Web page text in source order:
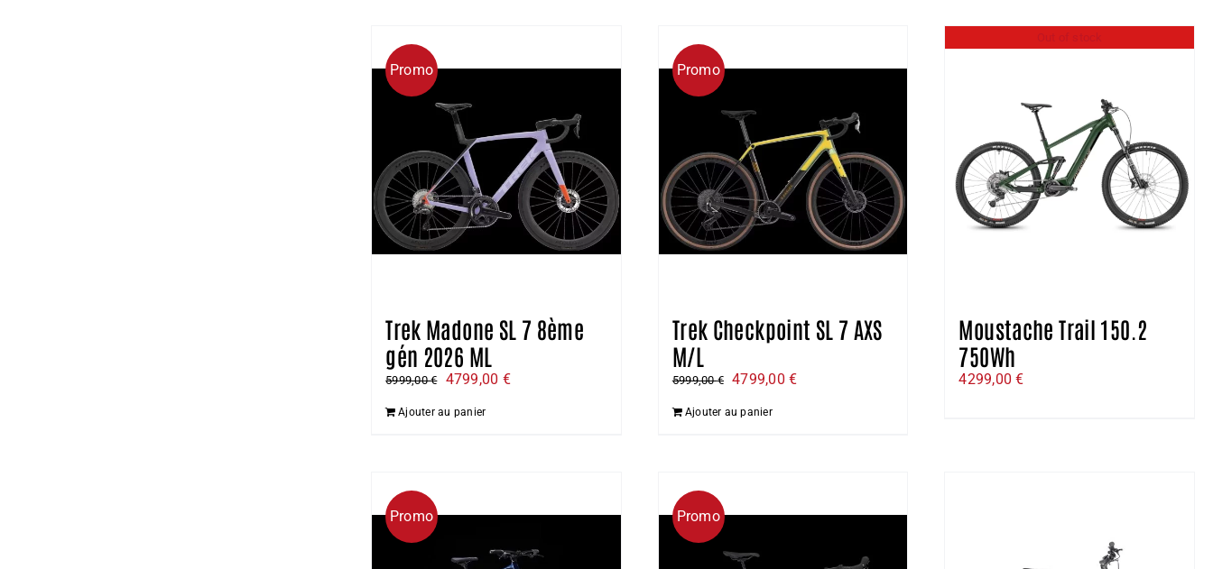
Promo
Trek Madone SL 7 8ème
gén 2026 ML
5999,00€
Le
initial
4799,00 €Le
Ajouter au panier
Promo
Trek Checkpoint SL 7 AXS
M/L
5999,00€
Le
initial
4799,00€Le
Ajouter au panier
Out of stock
Moustache Trail 150.2
750Wh
4299,00€
Promo Promo